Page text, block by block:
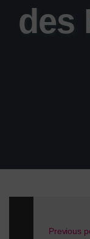
des
Previous